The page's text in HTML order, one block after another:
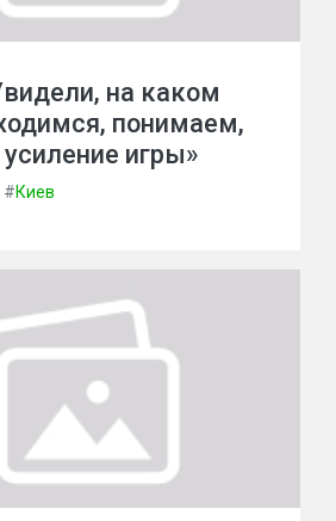
на каком
понимаем,
игры»
#Киев